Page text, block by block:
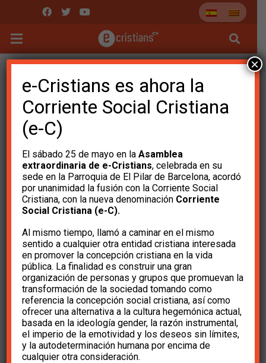
La Generalitat usa la
Iglesia como cabeza de
turco
hace 6 años e-Cristians
e-Cristians es ahora la
Corriente Social Cristiana
(e-C)
El sábado 25 de mayo en laAsamblea
extraordinaria de e-Cristians, celebrada en su
sede en la Parroquia de El Pilar de Barcelona, ​​acordó
por unanimidad la fusión con la Corriente Social
Cristiana, con la nueva denominación Corriente
Social Cristiana (e-C).
Al mismo tiempo, llamó a caminar en el mismo
sentido a cualquier otra entidad cristiana interesada
en promover la concepción cristiana en la vida
pública. La finalidad es construir una gran
organización de personas y grupos que promuevan la
transformación de la sociedad tomando como
referencia la concepción social cristiana, así como
ofrecer una alternativa a la cultura hegemónica actual,
basada en la ideología gender, la razón instrumental,
el imperio de la emotividad y los deseos sin límites,
y la autodeterminación humana por encima de
cualquier otra consideración.
×